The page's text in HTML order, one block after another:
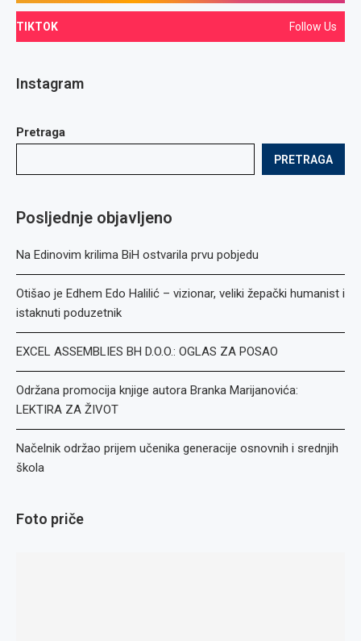
TIKTOK Follow Us
Instagram
Pretraga
PRETRAGA
Posljednje objavljeno
Na Edinovim krilima BiH ostvarila prvu pobjedu
Otišao je Edhem Edo Halilić – vizionar, veliki žepački humanist i
istaknuti poduzetnik
EXCEL ASSEMBLIES BH D.O.O.: OGLAS ZA POSAO
Održana promocija knjige autora Branka Marijanovića:
LEKTIRA ZA ŽIVOT
Načelnik održao prijem učenika generacije osnovnih i srednjih
škola
Foto priče